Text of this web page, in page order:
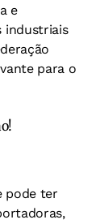
e
industriais
para o
pode ter